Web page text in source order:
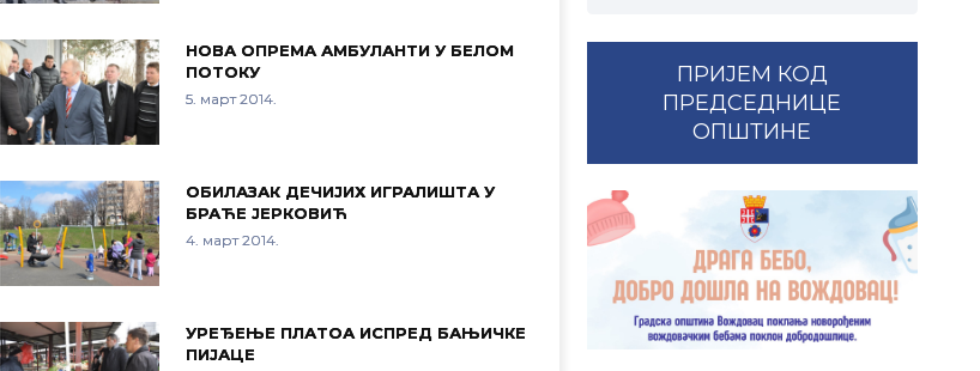
НОВА ОПРЕМА АМБУЛАНТИ У БЕЛОМ
ПОТОКУ
5. март 2014.
ОБИЛАЗАК ДЕЧИЈИХ ИГРАЛИШТА У
БРАЋЕ ЈЕРКОВИЋ
4. март 2014.
УРЕЂЕЊЕ ПЛАТОА ИСПРЕД БАЊИЧКЕ
ПИЈАЦЕ
ПРИЈЕМ КОД
ПРЕДСЕДНИЦЕ
ОПШТИНЕ